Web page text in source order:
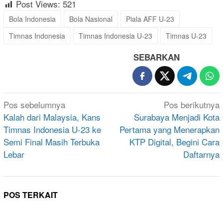
Post Views: 521
Bola Indonesia Bola Nasional
Piala AFF U-23
Timnas Indonesia
Timnas Indonesia U-23 Timnas U-23
SEBARKAN
Navigasi
pos
Pos sebelumnya
Kalah dari Malaysia, Kans
Timnas Indonesia U-23 ke
Semi Final Masih Terbuka
Lebar
Pos berikutnya
Surabaya Menjadi Kota
Pertama yang Menerapkan
KTP Digital, Begini Cara
Daftarnya
POS TERKAIT